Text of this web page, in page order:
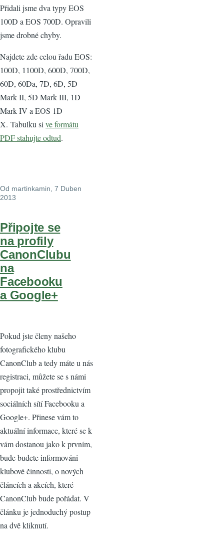
Přidali jsme dva typy EOS
100D a EOS 700D. Opravili
jsme drobné chyby.
Najdete zde celou řadu EOS:
100D, 1100D, 600D, 700D,
60D, 60Da, 7D, 6D, 5D
Mark II, 5D Mark III, 1D
Mark IV a EOS 1D
X. Tabulku si ve formátu
PDF stahujte odtud.
Od martinkamin , 7 Duben
2013
Připojte se
na profily
CanonClubu
na
Facebooku
a Google+
Pokud jste členy našeho
fotografického klubu
CanonClub a tedy máte u nás
registraci, můžete se s námi
propojit také prostřednictvím
sociálních sítí Facebooku a
Google+. Přinese vám to
aktuální informace, které se k
vám dostanou jako k prvním,
bude budete informováni
klubové činnosti, o nových
článcích a akcích, které
CanonClub bude pořádat. V
článku je jednoduchý postup
na dvě kliknutí.